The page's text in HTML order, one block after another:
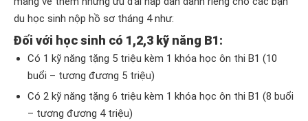
du học sinh nộp hồ sơ tháng 4 như:
Đối với học sinh có 1,2,3 kỹ năng B1:
Có 1 kỹ năng tặng 5 triệu kèm 1 khóa học ôn thi B1 (10
buổi – tương đương 5 triệu)
Có 2 kỹ năng tặng 6 triệu kèm 1 khóa học ôn thi B1 (8 buổi
– tương đương 4 triệu)